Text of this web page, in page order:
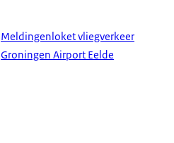
Meldingenloket vliegverkeer
Groningen Airport Eelde